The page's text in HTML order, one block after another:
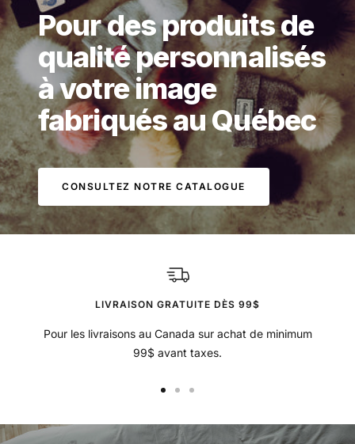
Pour des produits de
qualité personnalisés
à votre image
fabriqués au Québec
CONSULTEZ NOTRE CATALOGUE
LIVRAISON GRATUITE DÈS 99$
Pour les livraisons au Canada sur achat de minimum
99$ avant taxes.
slideslideslide